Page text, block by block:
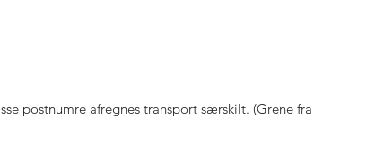
postnumre afregnes transport særskilt. (Grene fra